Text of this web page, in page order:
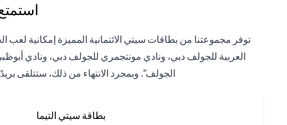
توفر مجموعتنا من بطاقات سيتي الائتمانية المميزة إمكانية
العربية للجولف دبي، ونادي مونتجمري للجولف دبي، ونادي
الجولف". وبمجرد الانتهاء من ذلك، ستتلقى بريدًا إلكترونيًا لتأكيد حجزك في غضون 5
بطاقة سيتي التيما